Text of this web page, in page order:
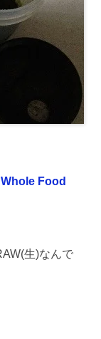
Food
生)なんで